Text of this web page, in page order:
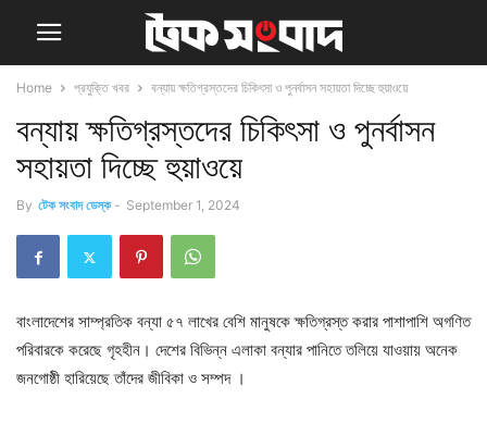
Home প্রযুক্তি খবর বন্যায় ক্ষতিগ্রস্তদের চিকিৎসা ও পুনর্বাসন সহায়তা দিচ্ছে হুয়াওয়ে
বন্যায় ক্ষতিগ্রস্তদের চিকিৎসা ও পুনর্বাসন
সহায়তা দিচ্ছে হুয়াওয়ে
By টেক সংবাদ ডেস্ক - September 1, 2024
বাংলাদেশের সাম্প্রতিক বন্যা ৫৭ লাখের বেশি মানুষকে ক্ষতিগ্রস্ত করার পাশাপাশি অগণিত
পরিবারকে করেছে গৃহহীন। দেশের বিভিন্ন এলাকা বন্যার পানিতে তলিয়ে যাওয়ায় অনেক
জনগোষ্ঠী হারিয়েছে তাঁদের জীবিকা ও সম্পদ ।